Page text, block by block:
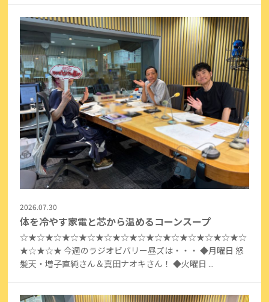
2026.07.30
体を冷やす家電と芯から温めるコーンスープ
☆★☆★☆★☆★☆★☆★☆★☆★☆★☆★☆★☆★☆★☆
★☆★☆★ 今週のラジオビバリー昼ズは・・・ ◆月曜日 怒
髪天・増子直純さん＆真田ナオキさん！ ◆火曜日 ...